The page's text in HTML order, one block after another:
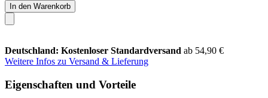
In den Warenkorb
Deutschland: Kostenloser Standardversand ab 54,90 €
Weitere Infos zu Versand & Lieferung
Eigenschaften und Vorteile